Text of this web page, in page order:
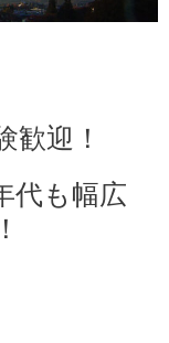
歓迎！
代も幅広